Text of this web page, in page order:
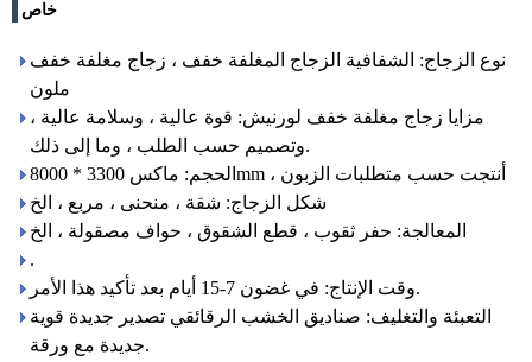
خاص
نوع الزجاج: الشفافية الزجاج المغلفة خفف ، زجاج مغلفة خفف
ملون
مزايا زجاج مغلفة خفف لورنيش: قوة عالية ، وسلامة عالية ،
وتصميم حسب الطلب ، وما إلى ذلك.
الحجم: ماكس 3300 * 8000mm ، أنتجت حسب متطلبات الزبون
شكل الزجاج: شقة ، منحنى ، مربع ، الخ
المعالجة: حفر ثقوب ، قطع الشقوق ، حواف مصقولة ، الخ
.
وقت الإنتاج: في غضون 7-15 أيام بعد تأكيد هذا الأمر.
التعبئة والتغليف: صناديق الخشب الرقائقي تصدير جديدة قوية
جديدة مع ورقة.